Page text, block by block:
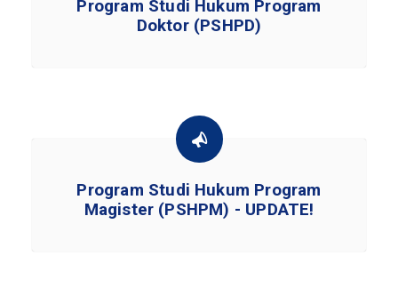
Program Studi Hukum Program
Doktor (PSHPD)
Program Studi Hukum Program
Magister (PSHPM) - UPDATE!